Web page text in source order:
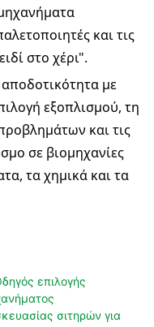
και τις
στο χέρι".
με
εξοπλισμού, τη
και τις
σε βιομηχανίες
τα χημικά και τα